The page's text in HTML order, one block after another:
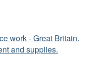
work - Great Britain.
and supplies.